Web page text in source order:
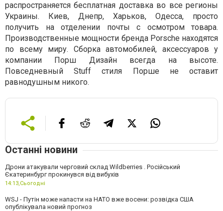
распространяется бесплатная доставка во все регионы
Украины. Киев, Днепр, Харьков, Одесса, просто
получить на отделении почты с осмотром товара.
Производственные мощности бренда Porsche находятся
по всему миру. Сборка автомобилей, аксессуаров у
компании Порш Дизайн всегда на высоте.
Повседневный Stuff стиля Порше не оставит
равнодушным никого.
Останні новини
Дрони атакували черговий склад Wildberries . Російський
Єкатеринбург прокинувся від вибухів
14:13,Сьогодні
WSJ - Путін може напасти на НАТО вже восени: розвідка США
опублікувала новий прогноз